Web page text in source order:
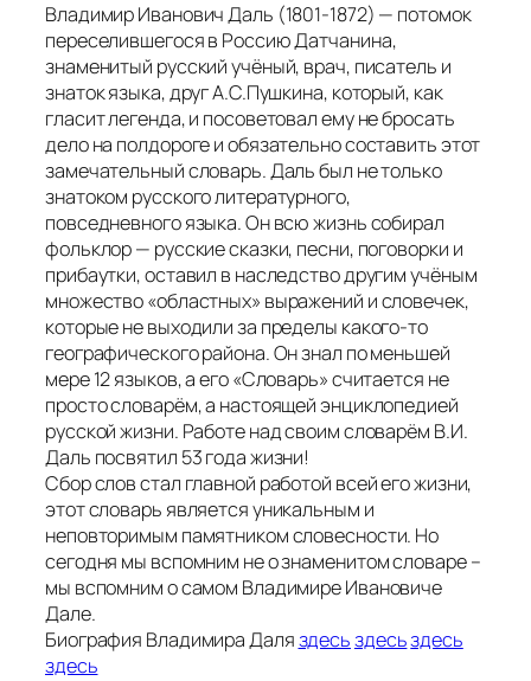
Владимир Иванович Даль (1801-1872) — потомок
переселившегося в Россию Датчанина,
знаменитый русский учёный, врач, писатель и
знаток языка, друг А.С.Пушкина, который, как
гласит легенда, и посоветовал ему не бросать
дело на полдороге и обязательно составить этот
замечательный словарь. Даль был не только
знатоком русского литературного,
повседневного языка. Он всю жизнь собирал
фольклор — русские сказки, песни, поговорки и
прибаутки, оставил в наследство другим учёным
множество «областных» выражений и словечек,
которые не выходили за пределы какого-то
географического района. Он знал по меньшей
мере 12 языков, а его «Словарь» считается не
просто словарём, а настоящей энциклопедией
русской жизни. Работе над своим словарём В.И.
Даль посвятил 53 года жизни!
Сбор слов стал главной работой всей его жизни,
этот словарь является уникальным и
неповторимым памятником словесности. Но
сегодня мы вспомним не о знаменитом словаре –
мы вспомним о самом Владимире Ивановиче
Дале.
Биография Владимира Даляздесьздесьздесь
здесь